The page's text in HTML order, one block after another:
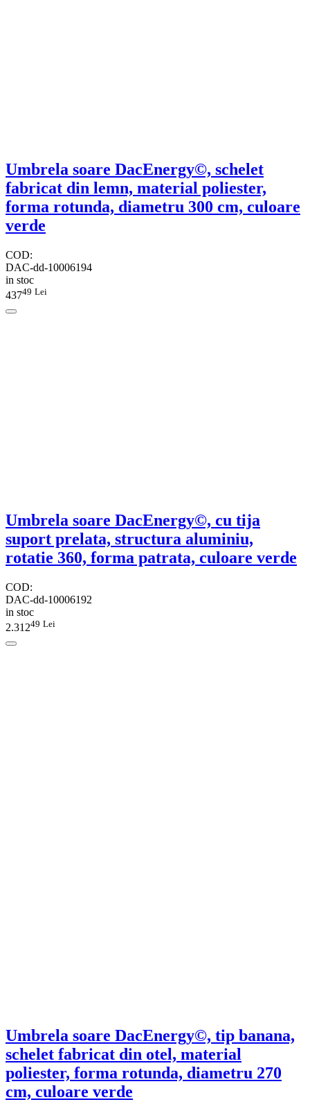
Umbrela soare DacEnergy©, schelet
fabricat din lemn, material poliester,
forma rotunda, diametru 300 cm, culoare
verde
COD:
DAC-dd-10006194
in stoc
43749 Lei
Umbrela soare DacEnergy©, cu tija
suport prelata, structura aluminiu,
rotatie 360, forma patrata, culoare verde
COD:
DAC-dd-10006192
in stoc
2.31249 Lei
Umbrela soare DacEnergy©, tip banana,
schelet fabricat din otel, material
poliester, forma rotunda, diametru 270
cm, culoare verde